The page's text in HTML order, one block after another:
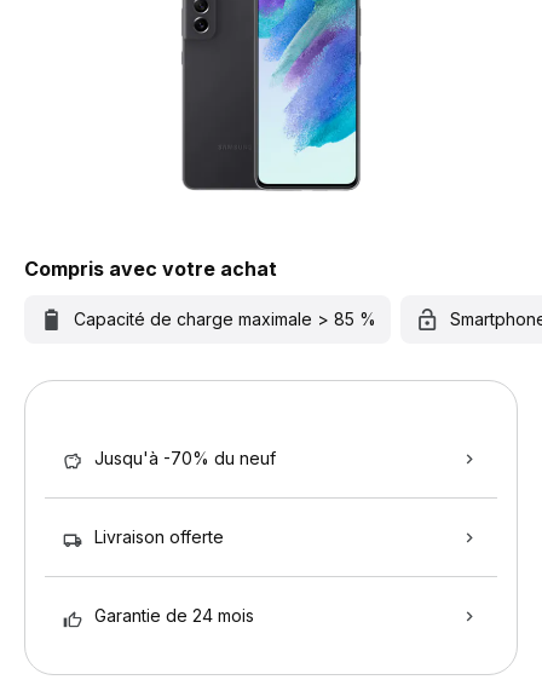
Compris avec votre achat
Capacité de charge maximale > 85 %
Jusqu'à -70% du neuf
Livraison offerte
Garantie de 24 mois